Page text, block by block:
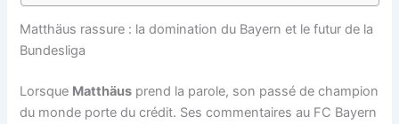
Matthäus rassure : la domination du Bayern et le futur de la
Bundesliga
Lorsque Matthäus prend la parole, son passé de champion
du monde porte du crédit. Ses commentaires au FC Bayern